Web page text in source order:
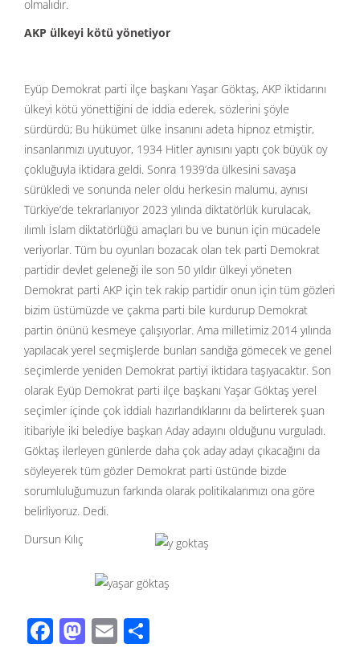
olmalıdır.
AKP ülkeyi kötü yönetiyor
Eyüp Demokrat parti ilçe başkanı Yaşar Göktaş, AKP iktidarını
ülkeyi kötü yönettiğini de iddia ederek, sözlerini şöyle
sürdürdü; Bu hükümet ülke insanını adeta hipnoz etmiştir,
insanlarımızı uyutuyor, 1934 Hitler aynısını yaptı çok büyük oy
çokluğuyla iktidara geldi. Sonra 1939’da ülkesini savaşa
sürükledi ve sonunda neler oldu herkesin malumu, aynısı
Türkiye’de tekrarlanıyor 2023 yılında diktatörlük kurulacak,
ılımlı İslam diktatörlüğü amaçları bu ve bunun için mücadele
veriyorlar. Tüm bu oyunları bozacak olan tek parti Demokrat
partidir devlet geleneği ile son 50 yıldır ülkeyi yöneten
Demokrat parti AKP için tek rakip partidir onun için tüm gözleri
bizim üstümüzde ve çakma parti bile kurdurup Demokrat
partin önünü kesmeye çalışıyorlar. Ama milletimiz 2014 yılında
yapılacak yerel seçmişlerde bunları sandığa gömecek ve genel
seçimlerde yeniden Demokrat partiyi iktidara taşıyacaktır. Son
olarak Eyüp Demokrat parti ilçe başkanı Yaşar Göktaş yerel
seçimler içinde çok iddialı hazırlandıklarını da belirterek şuan
itibariyle iki belediye başkan Aday adayını olduğunu vurguladı.
Göktaş ilerleyen günlerde daha çok aday adayı çıkacağını da
söyleyerek tüm gözler Demokrat parti üstünde bizde
sorumluluğumuzun farkında olarak politikalarımızı ona göre
belirliyoruz. Dedi.
Dursun Kılıç
F M E